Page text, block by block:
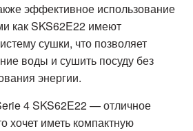
эффективное использование
как SKS62E22 имеют
сушки, что позволяет
воды и сушить посуду без
энергии.
4 SKS62E22 — отличное
хочет иметь компактную